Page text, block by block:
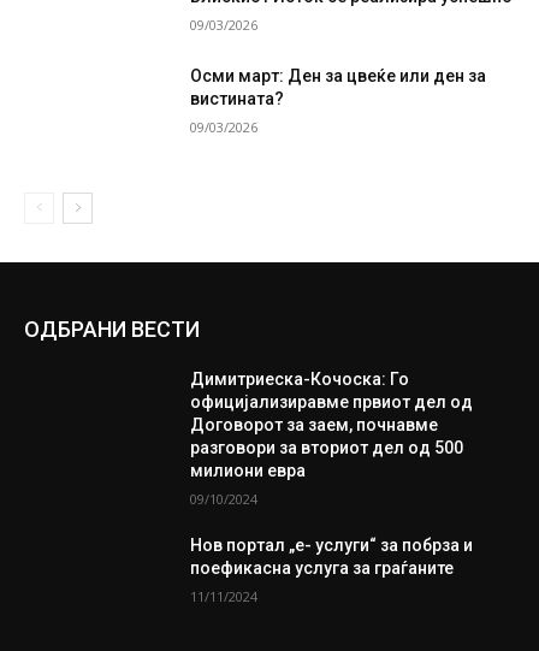
09/03/2026
Осми март: Ден за цвеќе или ден за
вистината?
09/03/2026
ОДБРАНИ ВЕСТИ
Димитриеска-Кочоска: Го
официјализиравме првиот дел од
Договорот за заем, почнавме
разговори за вториот дел од 500
милиони евра
09/10/2024
Нов портал „е- услуги“ за побрза и
поефикасна услуга за граѓаните
11/11/2024